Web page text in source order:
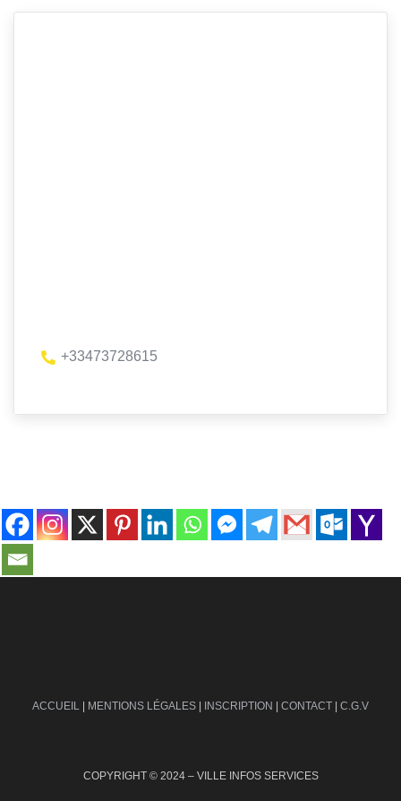
+33473728615
ACCUEIL | MENTIONS LÉGALES | INSCRIPTION | CONTACT | C.G.V
COPYRIGHT © 2024 – VILLE INFOS SERVICES